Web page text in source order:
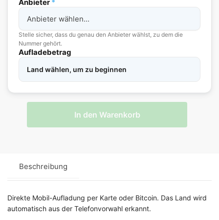
Anbieter *
Stelle sicher, dass du genau den Anbieter wählst, zu dem die
Nummer gehört.
Aufladebetrag
Land wählen, um zu beginnen
In den Warenkorb
Beschreibung
Direkte Mobil-Aufladung per Karte oder Bitcoin. Das Land wird
automatisch aus der Telefonvorwahl erkannt.